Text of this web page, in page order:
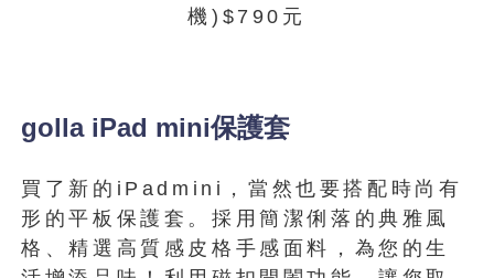
機)$790元
golla iPad mini保護套
買了新的iPadmini，當然也要搭配時尚有
形的平板保護套。採用簡潔俐落的典雅風
格、精選高質感皮格手感面料，為您的生